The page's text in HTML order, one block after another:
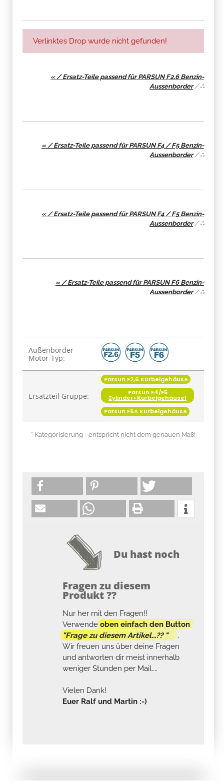
Verlinktes Drop wurde nicht gefunden!
« / Ersatz-Teile passend für PARSUN F2.6 Benzin-
Aussenborder/∴
« / Ersatz-Teile passend für PARSUN F4 / F5 Benzin-
Aussenborder/∴
« / Ersatz-Teile passend für PARSUN F4 / F5 Benzin-
Aussenborder/∴
« / Ersatz-Teile passend für PARSUN F6 Benzin-
Aussenborder/∴
Produkteigenschaft
Wert
Außenborder
Motor-Typ:
Ersatzteil Gruppe:
Parsun F2,6 Kurbelgehäuse
Parsun F4/F5
Zylinder+Kurbelgehäuse1
Parsun F6A Kurbelgehäuse
* Kategorisierung - entspricht nicht dem genauen Maß!
Du hast noch
Fragen zu diesem
Produkt ??
Nur her mit den Fragen!!
Verwendeoben einfach den Button
"Frage zu diesem Artikel...?? "
.
Wir freuen uns über deine Fragen
und antworten dir meist innerhalb
weniger Stunden per Mail....
Vielen Dank!
Euer Ralf und Martin :-)